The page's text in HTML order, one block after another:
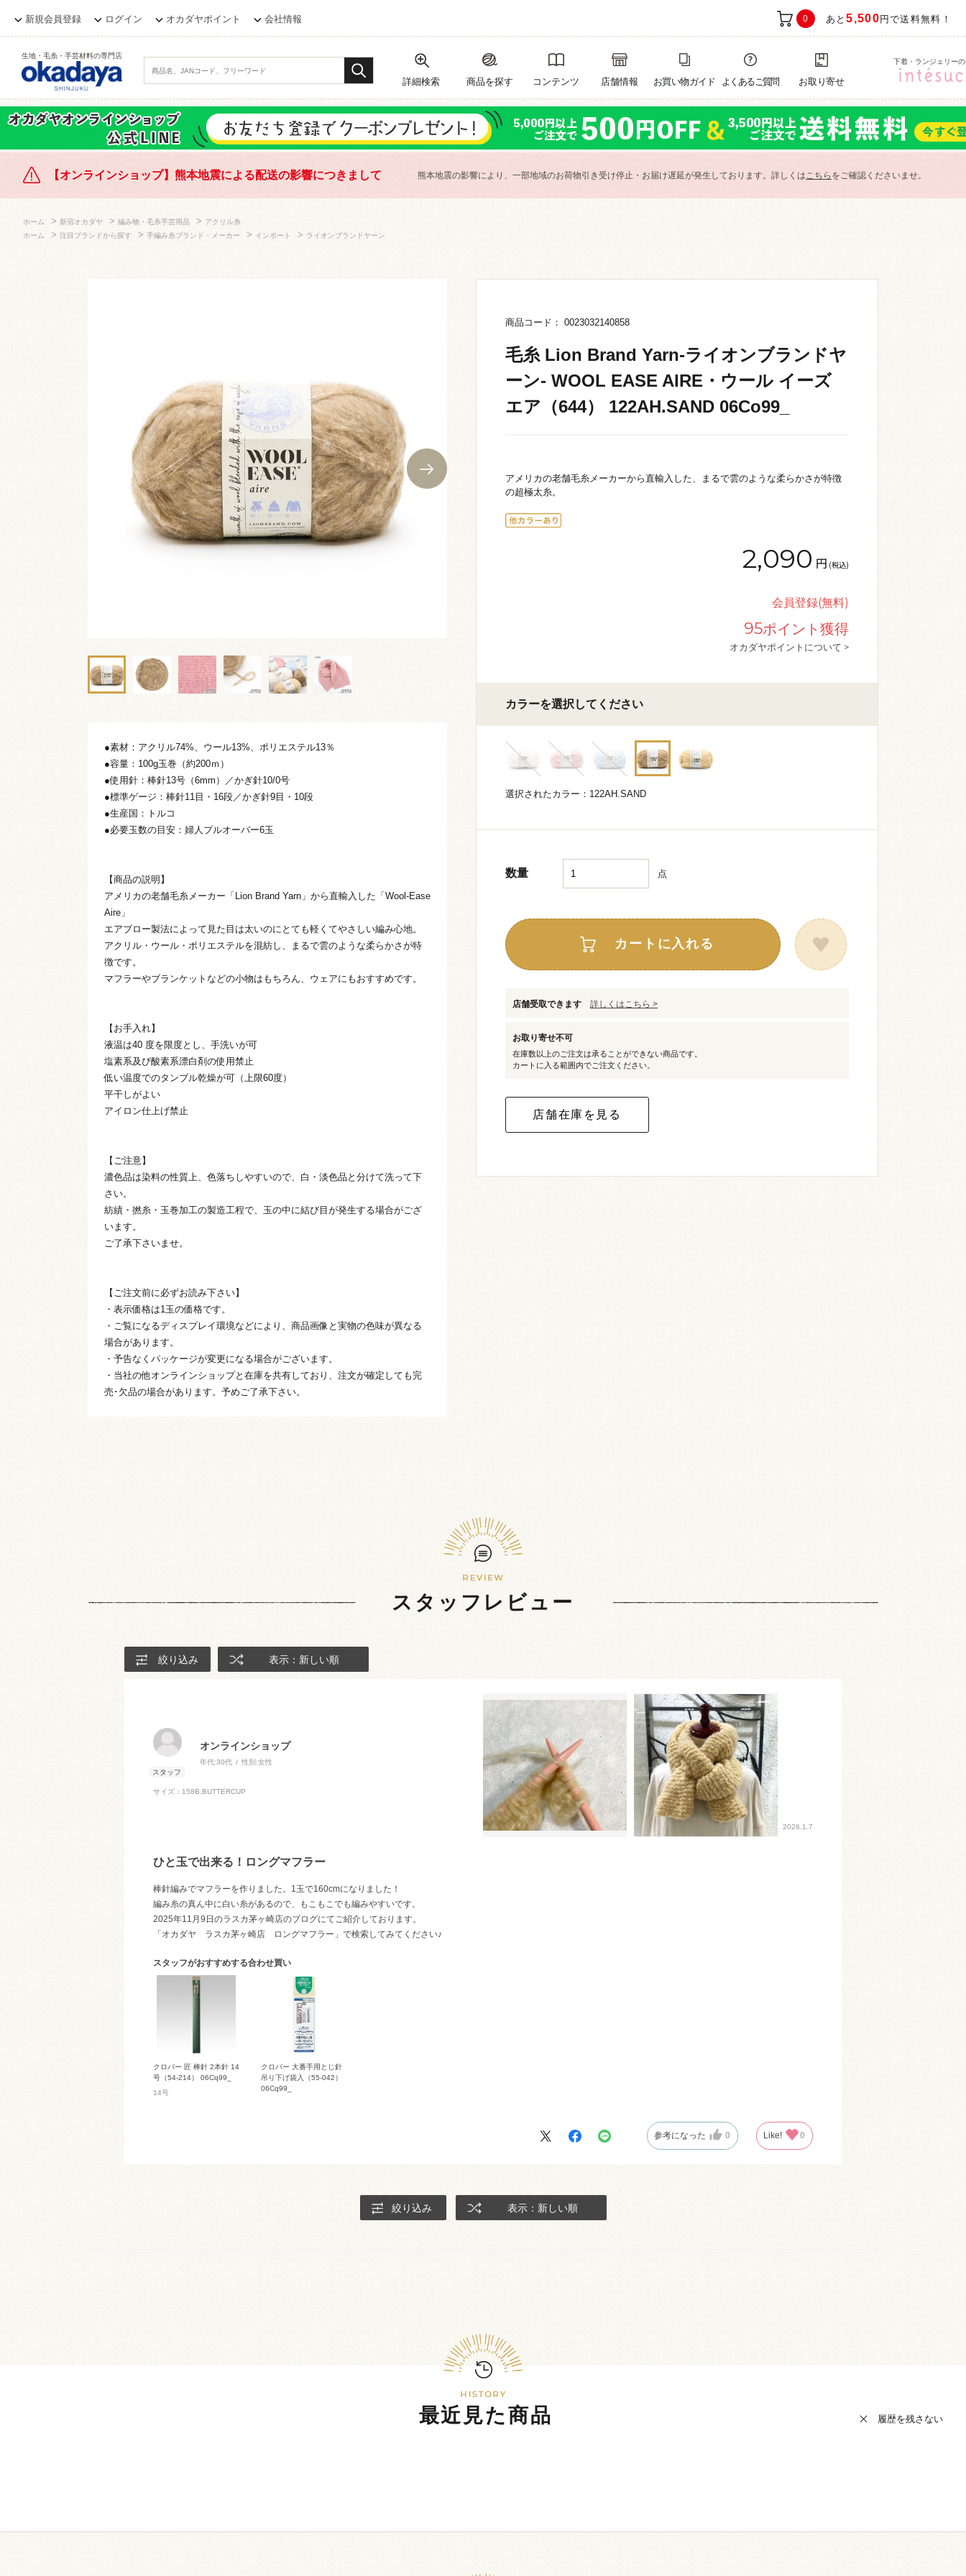
新規会員登録 ログイン オカダヤポイント 会社情報 0 あと5,500 円で送料無料！
生地・毛糸・手芸材料の専門店
詳細検索 商品を探す コンテンツ 店舗情報 お買い物ガイド よくあるご質問 お取り寄せ
下着・ランジェリー
【オンラインショップ】熊本地震による配送の影響につきまして 熊本地震の影響により、一部地域のお荷物引き受け停止・お届け遅延が発生しております。詳しくはこちら をご確認くださいませ。
ホーム > 新宿オカダヤ > 編み物・毛糸手芸用品 > アクリル糸
ホーム
> 注目ブランドから探す > 手編み糸ブランド・メーカー > インポート > ライオンブランドヤーン
●素材：アクリル74%、ウール13%、ポリエステル13％
●容量：100g玉巻（約200ｍ）
●使用針：棒針13号（6mm）／かぎ針10/0号
●標準ゲージ：棒針11目・16段／かぎ針9目・10段
●生産国：トルコ
●必要玉数の目安：婦人プルオーバー6玉
【商品の説明】
アメリカの老舗毛糸メーカー「Lion Brand Yarn」から直輸入した「Wool-Ease
Aire」
エアブロー製法によって見た目は太いのにとても軽くてやさしい編み心地。
アクリル・ウール・ポリエステルを混紡し、まるで雲のような柔らかさが特
徴です。
マフラーやブランケットなどの小物はもちろん、ウェアにもおすすめです。
【お手入れ】
液温は40 度を限度とし、手洗いが可
塩素系及び酸素系漂白剤の使用禁止
低い温度でのタンブル乾燥が可（上限60度）
平干しがよい
アイロン仕上げ禁止
【ご注意】
濃色品は染料の性質上、色落ちしやすいので、白・淡色品と分けて洗って下
さい。
紡績・撚糸・玉巻加工の製造工程で、玉の中に結び目が発生する場合がござ
います。
ご了承下さいませ。
【ご注文前に必ずお読み下さい】
・表示価格は1玉の価格です。
・ご覧になるディスプレイ環境などにより、商品画像と実物の色味が異なる
場合があります。
・予告なくパッケージが変更になる場合がございます。
・当社の他オンラインショップと在庫を共有しており、注文が確定しても完
売･欠品の場合があります。予めご了承下さい。
商品コード： 0023032140858
毛糸 Lion Brand Yarn-ライオンブランドヤ
ーン- WOOL EASE AIRE・ウール イーズ
エア（644） 122AH.SAND 06Co99_
アメリカの老舗毛糸メーカーから直輸入した、まるで雲のような柔らかさが特徴
の超極太糸。
2,090 円 (税込)
会員登録(無料)
95ポイント獲得
オカダヤポイントについて >
カラーを選択してください
選択されたカラー：122AH.SAND
数量 点
カートに入れる
店舗受取できます 詳しくはこちら >
お取り寄せ不可
在庫数以上のご注文は承ることができない商品です。
カートに入る範囲内でご注文ください。
スタッフレビュー
絞り込み 表示：新しい順
オンラインショップ
年代:30代 性別:女性
サイズ：158B.BUTTERCUP
2026.1.7
ひと玉で出来る！ロングマフラー
棒針編みでマフラーを作りました。1玉で160cmになりました！
編み糸の真ん中に白い糸があるので、もこもこでも編みやすいです。
2025年11月9日のラスカ茅ヶ崎店のブログにてご紹介しております。
「オカダヤ ラスカ茅ヶ崎店 ロングマフラー」で検索してみてください♪
スタッフがおすすめする合わせ買い
クロバー 匠 棒針 2本針 14
号（54-214） 06Cq99_
14号
クロバー 大番手用とじ針
吊り下げ袋入（55-042）
06Cq99_
参考になった 0 Like! 0
絞り込み 表示：新しい順
最近見た商品 履歴を残さない